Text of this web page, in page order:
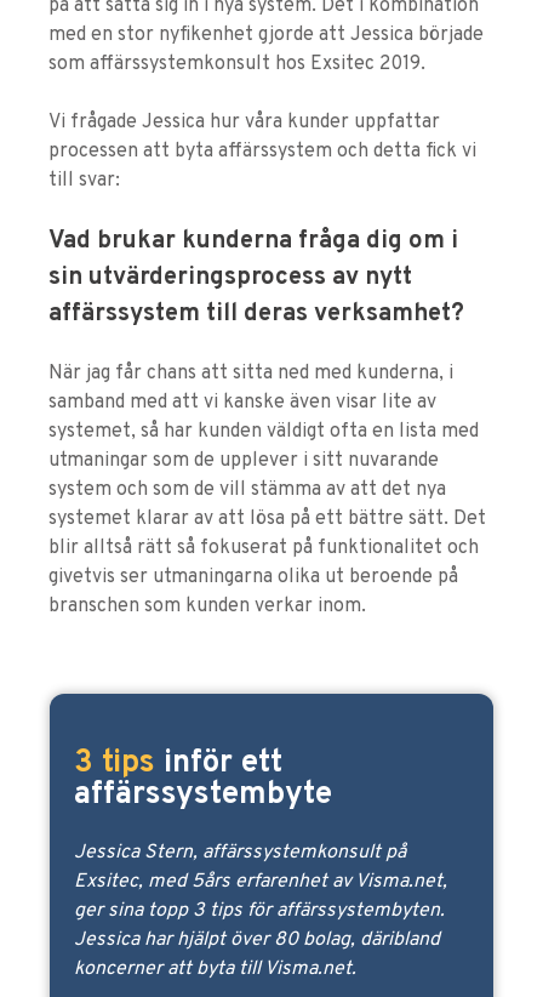
på att sätta sig in i nya system. Det i kombination
med en stor nyfikenhet gjorde att Jessica började
som affärssystemkonsult hos Exsitec 2019.
Vi frågade Jessica hur våra kunder uppfattar
processen att byta affärssystem och detta fick vi
till svar:
Vad brukar kunderna fråga dig om i
sin utvärderingsprocess av nytt
affärssystem till deras verksamhet?
När jag får chans att sitta ned med kunderna, i
samband med att vi kanske även visar lite av
systemet, så har kunden väldigt ofta en lista med
utmaningar som de upplever i sitt nuvarande
system och som de vill stämma av att det nya
systemet klarar av att lösa på ett bättre sätt. Det
blir alltså rätt så fokuserat på funktionalitet och
givetvis ser utmaningarna olika ut beroende på
branschen som kunden verkar inom.
3 tips inför ett
affärssystembyte
Jessica Stern, affärssystemkonsult på
Exsitec, med 5års erfarenhet av Visma.net,
ger sina topp 3 tips för affärssystembyten.
Jessica har hjälpt över 80 bolag, däribland
koncerner att byta till Visma.net.